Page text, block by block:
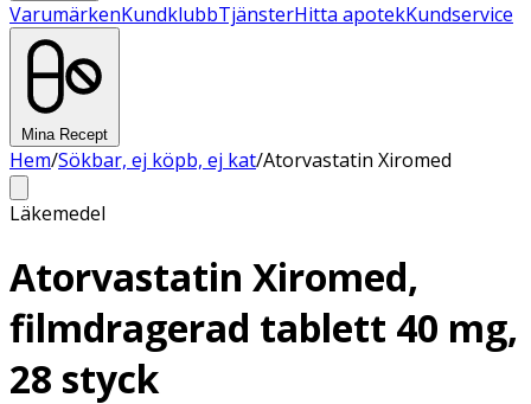
VarumärkenKundklubbTjänsterHitta apotekKundservice
Mina Recept
Hem/Sökbar, ej köpb, ej kat/Atorvastatin Xiromed
Läkemedel
Atorvastatin Xiromed,
filmdragerad tablett 40 mg,
28 styck